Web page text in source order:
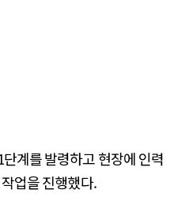
계를 발령하고 현장에 인력
업을 진행했다.